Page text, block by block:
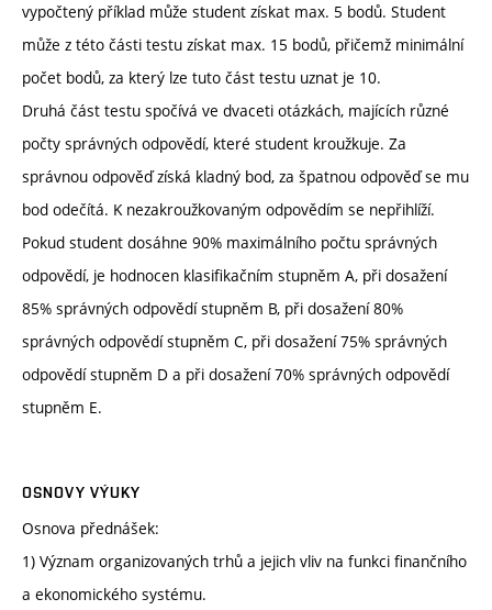
vypočtený příklad může student získat max. 5 bodů. Student
může z této části testu získat max. 15 bodů, přičemž minimální
počet bodů, za který lze tuto část testu uznat je 10.
Druhá část testu spočívá ve dvaceti otázkách, majících různé
počty správných odpovědí, které student kroužkuje. Za
správnou odpověď získá kladný bod, za špatnou odpověď se mu
bod odečítá. K nezakroužkovaným odpovědím se nepřihlíží.
Pokud student dosáhne 90% maximálního počtu správných
odpovědí, je hodnocen klasifikačním stupněm A, při dosažení
85% správných odpovědí stupněm B, při dosažení 80%
správných odpovědí stupněm C, při dosažení 75% správných
odpovědí stupněm D a při dosažení 70% správných odpovědí
stupněm E.
OSNOVY VÝUKY
Osnova přednášek:
1) Význam organizovaných trhů a jejich vliv na funkci finančního
a ekonomického systému.